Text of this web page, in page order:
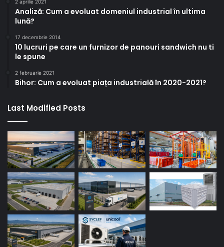
2 aprilie 2021
Analiză: Cum a evoluat domeniul industrial în ultima
lună?
17 decembrie 2014
10 lucruri pe care un furnizor de panouri sandwich nu ti
le spune
2 februarie 2021
Bihor: Cum a evoluat piața industrială în 2020-2021?
Last Modified Posts